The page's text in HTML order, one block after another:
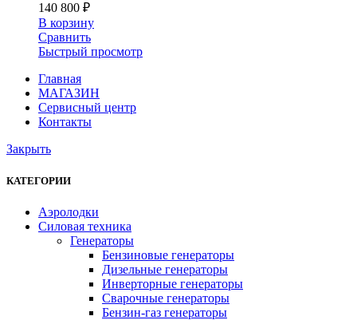
140 800 ₽
В корзину
Сравнить
Быстрый просмотр
Главная
МАГАЗИН
Сервисный центр
Контакты
Закрыть
КАТЕГОРИИ
Аэролодки
Силовая техника
Генераторы
Бензиновые генераторы
Дизельные генераторы
Инверторные генераторы
Сварочные генераторы
Бензин-газ генераторы